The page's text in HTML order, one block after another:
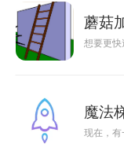
蘑菇
想要更
魔法
现在，有